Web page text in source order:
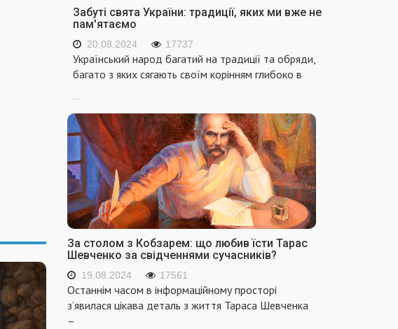
Забуті свята України: традиції, яких ми вже не
пам'ятаємо
20.08.2024 17737
Український народ багатий на традиції та обряди,
багато з яких сягають своїм корінням глибоко в
...
За столом з Кобзарем: що любив їсти Тарас
Шевченко за свідченнями сучасників?
19.08.2024 17561
Останнім часом в інформаційному просторі
з’явилася цікава деталь з життя Тараса Шевченка
–